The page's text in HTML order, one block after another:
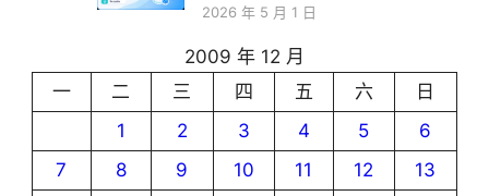
2026 年 5 月 1 日
2009 年 12 月
一
二 三 四 五 六
日
1
2 3 4 5
6
7
8 9 10 11 12
13